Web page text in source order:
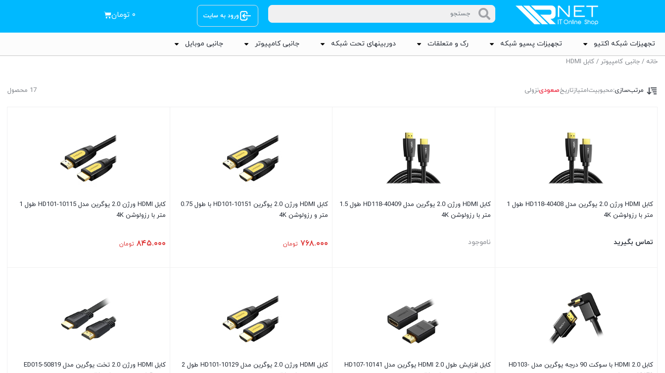
ورود به سایت ۰ تومان
تجهیزات شبکه اکتیو تجهیزات پسیو شبکه رک و متعلقات دوربینهای تحت شبکه جانبی کامپیوتر جانبی موبایل
خانه / جانبی کامپیوتر / کابل HDMI
17 محصول مرتب‌سازی:محبوبیتامتیازتاریخصعودینزولی
کابل HDMI ورژن 2.0 یوگرین مدل HD118-40408 طول 1
متر با رزولوشن 4K
تماس بگیرید
کابل HDMI ورژن 2.0 یوگرین مدل HD118-40409 طول 1.5
متر با رزولوشن 4K
ناموجود
کابل HDMI ورژن 2.0 یوگرین HD101-10151 با طول 0.75
متر و رزولوشن 4K
۷۶۸.۰۰۰ تومان
کابل HDMI ورژن 2.0 یوگرین مدل HD101-10115 طول 1
متر با رزولوشن 4K
۸۴۵.۰۰۰ تومان
کابل 2.0 HDMI با سوکت 90 درجه یوگرین مدل HD103-
کابل افزایش طول 2.0 HDMI یوگرین مدل HD107-10141
کابل HDMI ورژن 2.0 یوگرین مدل HD101-10129 طول 2
کابل HDMI ورژن 2.0 تخت یوگرین مدل ED015-50819